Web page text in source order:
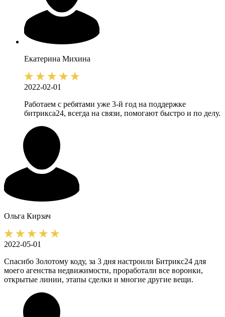
Екатерина Михина
2022-02-01
Работаем с ребятами уже 3-й год на поддержке
битрикса24, всегда на связи, помогают быстро и по делу.
Ольга Кирзач
2022-05-01
Спасибо Золотому коду, за 3 дня настроили Битрикс24 для
моего агенства недвижимости, проработали все воронки,
открытые линии, этапы сделки и многие другие вещи.